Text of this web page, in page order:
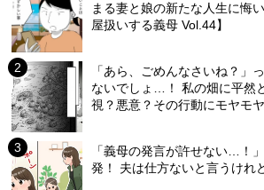
まる妻と娘の新たな人生に悔
屋扱いする義母 Vol.44】
「あら、ごめんなさいね？」
ないでしょ…！ 私の畑に平然
視？悪意？その行動にモヤモ
「義母の発言が許せない…！
発！ 夫は仕方ないと言うけれ